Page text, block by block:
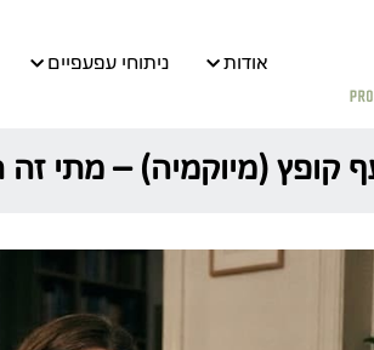
אודות ניתוחי עפעפיים
קופץ (מיוקמיה) – מתי